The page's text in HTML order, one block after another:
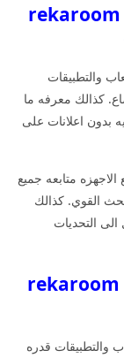
الارشادات حول تحميل تطبيق موقع rekaroom
والتطبيقات
كذالك معرفه ما
بدون اعلانات على
متابعه جميع
القوي. كذالك
الى التحديات
هل يوجد مخاطر من استخدام موقع rekaroom
والتطبيقات قدره